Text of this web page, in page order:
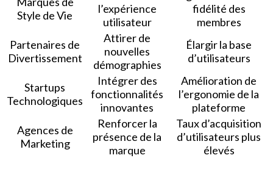
Style de Vie
l’expérience
utilisateur
fidélité des
membres
Partenaires de
Divertissement
Attirer de
nouvelles
démographies
Élargir la base
d’utilisateurs
Startups
Technologiques
Intégrer des
fonctionnalités
innovantes
Amélioration de
l’ergonomie de la
plateforme
Agences de
Marketing
Renforcer la
présence de la
marque
Taux d’acquisition
d’utilisateurs plus
élevés